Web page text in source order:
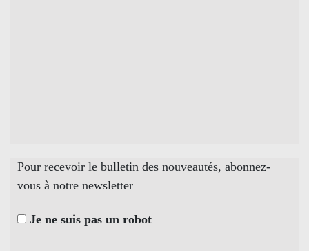
Pour recevoir le bulletin des nouveautés, abonnez-
vous à notre newsletter
Je ne suis pas un robot